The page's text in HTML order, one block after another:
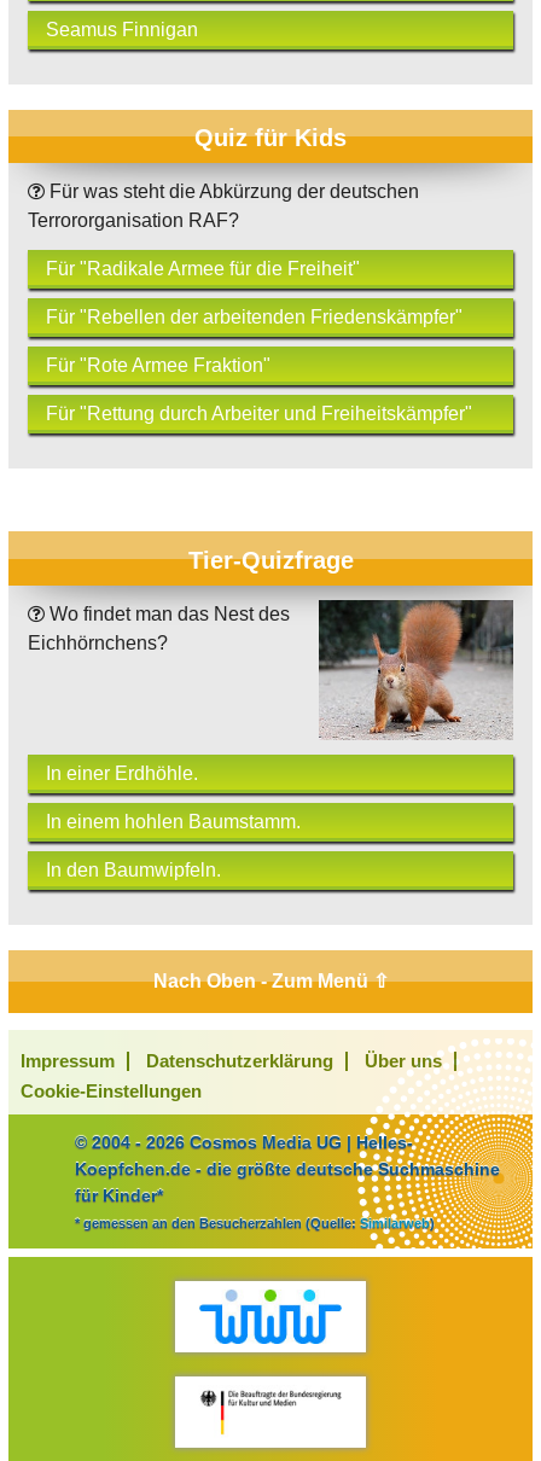
Seamus Finnigan
Quiz für Kids
Für was steht die Abkürzung der deutschen
Terrororganisation RAF?
Für "Radikale Armee für die Freiheit"
Für "Rebellen der arbeitenden Friedenskämpfer"
Für "Rote Armee Fraktion"
Für "Rettung durch Arbeiter und Freiheitskämpfer"
Tier-Quizfrage
Wo findet man das Nest des
Eichhörnchens?
In einer Erdhöhle.
In einem hohlen Baumstamm.
In den Baumwipfeln.
Nach Oben - Zum Menü ⇧
Impressum Datenschutzerklärung
Über uns
Cookie-Einstellungen
© 2004 - 2026 Cosmos Media UG | Helles-
Koepfchen.de - die größte deutsche Suchmaschine
für Kinder*
* gemessen an den Besucherzahlen (Quelle: Similarweb)